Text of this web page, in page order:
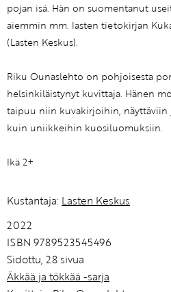
pojan isä. Hän on suomentanut
aiemmin mm. lasten tietokirjan
(Lasten Keskus).
Riku Ounaslehto on pohjoisesta
helsinkiläistynyt kuvittaja. Hänen
taipuu niin kuvakirjoihin,
kuin uniikkeihin kuosiluomuksiin.
Ikä 2+
Kustantaja: Lasten Keskus
2022
ISBN 9789523545496
Sidottu, 28 sivua
Äkkää ja tökkää -sarja